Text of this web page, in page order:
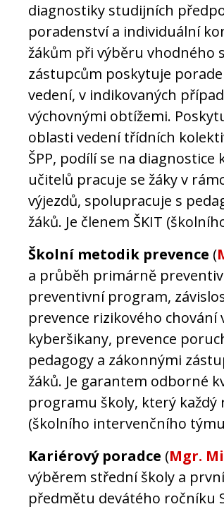
diagnostiky studijních
poradenství a individuální
žákům při výběru
zástupcům poskytuje
vedení, v indikovaných
výchovnými obtížemi.
oblasti vedení třídních
ŠPP, podílí se na
učitelů pracuje se žáky v
výjezdů, spolupracuje s
žáků. Je členem ŠKIT
Školní metodik prevence (
a průběh primárně
preventivní program,
prevence rizikového
kyberšikany, prevence
pedagogy a zákonnými
žáků. Je garantem odborné
programu školy, který každý
(školního intervenčního
Kariérový poradce (Mgr.
výběrem střední školy a
předmětu devátého ročníku